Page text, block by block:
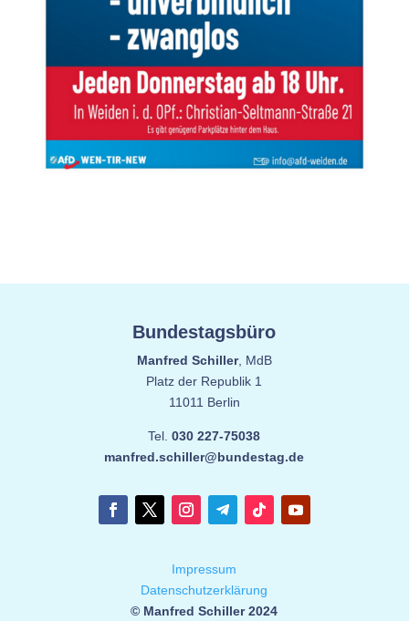
Bundestagsbüro
Manfred Schiller, MdB
Platz der Republik 1
11011 Berlin
Tel.030 227-75038
manfred.schiller@bundestag.de
Impressum
Datenschutzerklärung
© Manfred Schiller 2024